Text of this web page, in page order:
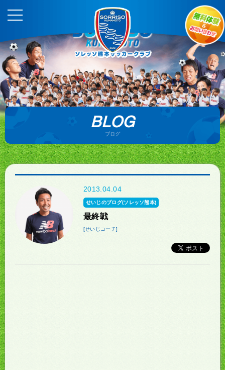
BLOG
ブログ
2013.04.04
せいじのブログ(ソレッソ熊本)
最終戦
[せいじコーチ]